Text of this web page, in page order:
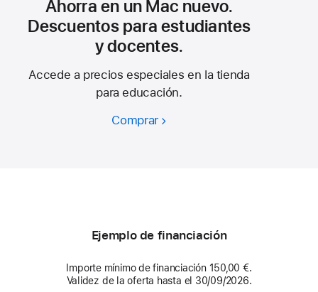
Ahorra en un Mac nuevo.
Descuentos para estudiantes
y docentes.
Accede a precios especiales en la tienda
para educación.
ComprarAhorra
estudiantes
y
docentes.
Ejemplo de financiación
Importe mínimo de financiación 150,00 €.
Validez de la oferta hasta el 30/09/2026.